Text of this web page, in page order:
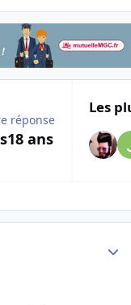
réponse
18 ans
Les
overview